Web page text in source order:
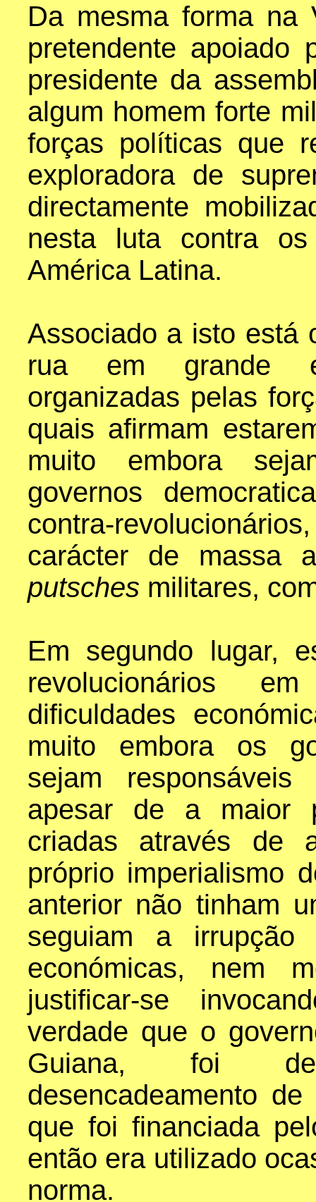
Da mesma forma na
pretendente apoiado
presidente da
algum homem forte
forças políticas que
exploradora de
directamente
nesta luta contra
América Latina.
Associado a isto está
rua em grande
organizadas pelas
quais afirmam
muito embora
governos
contra-
carácter de massa
putsches militares,
Em segundo lugar,
revolucionários
dificuldades
muito embora os
sejam
apesar de a maior
criadas através de
próprio imperialismo
anterior não tinham
seguiam a irrupção
económicas, nem
justificar-se
verdade que o
Guiana, foi
desencadeamento
que foi financiada
então era utilizado
norma.